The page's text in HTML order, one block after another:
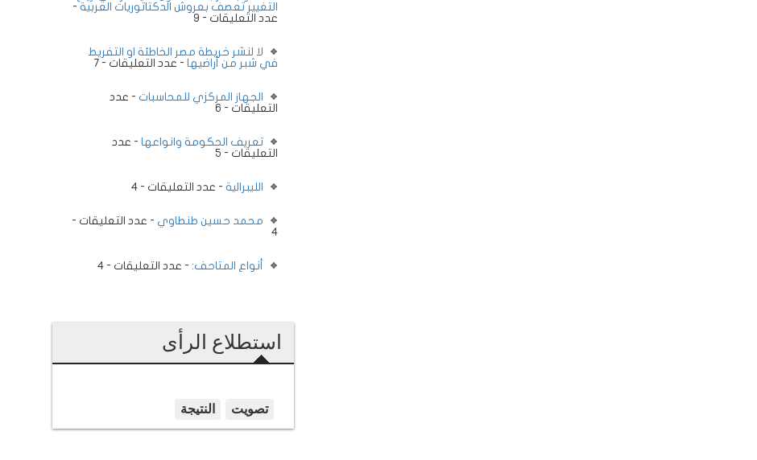
التغيير تعصف بعروش الدكتاتوريات العربية -
عدد التعليقات - 9
لا لنشر خريطة مصر الخاطئة او التفريط
في شبر من أراضيها - عدد التعليقات - 7
الجهاز المركزي للمحاسبات - عدد
التعليقات - 6
تعريف الحكومة وانواعها - عدد
التعليقات - 5
الليبرالية - عدد التعليقات - 4
محمد حسين طنطاوي - عدد التعليقات -
4
أنواع المتاحف: - عدد التعليقات - 4
استطلاع الرأى